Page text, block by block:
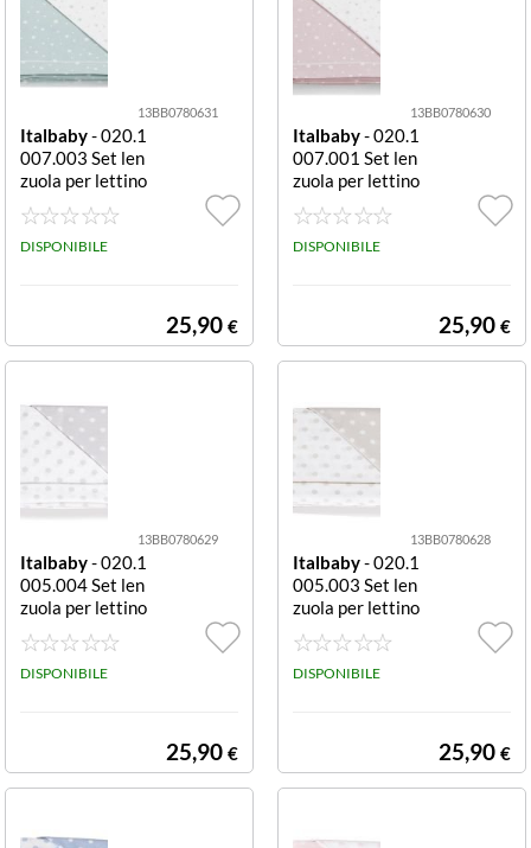
13BB0780631
Italbaby- 020.1
007.003 Set len
zuola per lettino
Stelle Menta co
mpleto
DISPONIBILE
25,90 €
13BB0780630
Italbaby- 020.1
007.001 Set len
zuola per lettino
Stelle Rosa com
pleto
DISPONIBILE
25,90 €
13BB0780629
Italbaby- 020.1
005.004 Set len
zuola per lettino
Pois Grey compl
eto
DISPONIBILE
25,90 €
13BB0780628
Italbaby- 020.1
005.003 Set len
zuola per lettino
Pois Tortora co
mpleto
DISPONIBILE
25,90 €